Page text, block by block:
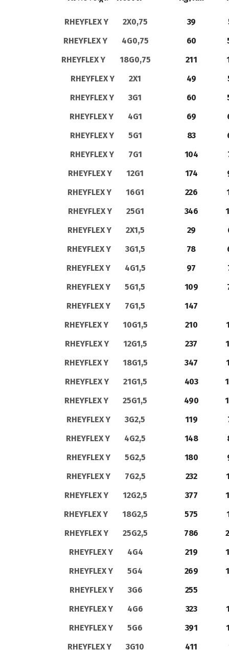
RHEYFLEX Y 2X0,75 39
RHEYFLEX Y 4G0,75
60
RHEYFLEX Y 18G0,75
211
RHEYFLEX Y 2X1
49
RHEYFLEX Y 3G1
60
RHEYFLEX Y 4G1
69
RHEYFLEX Y 5G1
83
RHEYFLEX Y 7G1
104
RHEYFLEX Y 12G1
174
RHEYFLEX Y 16G1
226
RHEYFLEX Y 25G1
346
RHEYFLEX Y 2X1,5
29
RHEYFLEX Y 3G1,5
78
RHEYFLEX Y 4G1,5
97
RHEYFLEX Y 5G1,5
109
RHEYFLEX Y 7G1,5
147
RHEYFLEX Y 10G1,5
210
RHEYFLEX Y 12G1,5
237
RHEYFLEX Y 18G1,5
347
RHEYFLEX Y 21G1,5
403
RHEYFLEX Y 25G1,5
490
RHEYFLEX Y 3G2,5
119
RHEYFLEX Y 4G2,5
148
RHEYFLEX Y 5G2,5
180
RHEYFLEX Y 7G2,5
232
RHEYFLEX Y 12G2,5
377
RHEYFLEX Y 18G2,5
575
RHEYFLEX Y 25G2,5
786
RHEYFLEX Y 4G4
219
RHEYFLEX Y 5G4
269
RHEYFLEX Y 3G6
255
RHEYFLEX Y 4G6
323
RHEYFLEX Y 5G6
391
RHEYFLEX Y 3G10
411